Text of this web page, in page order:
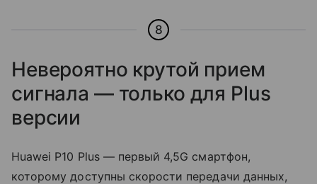
8
Невероятно крутой прием
сигнала — только для Plus
версии
Huawei P10 Plus — первый 4,5G смартфон,
которому доступны скорости передачи данных,